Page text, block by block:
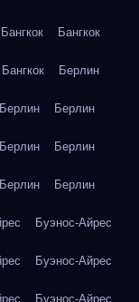
Бангкок Бангкок
Бангкок Берлин
Берлин Берлин
Берлин Берлин
Берлин Берлин
Буэнос-Айрес
Буэнос-Айрес
Буэнос-Айрес